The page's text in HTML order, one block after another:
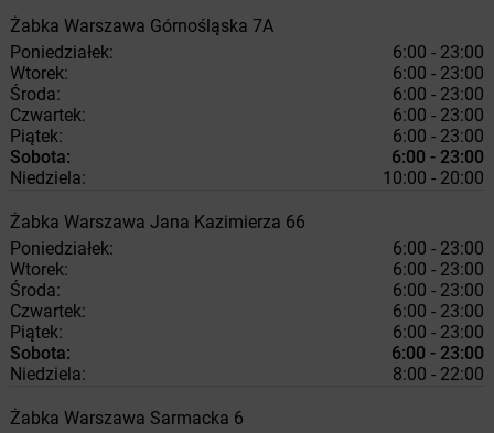
Żabka Warszawa Górnośląska 7A
Poniedziałek:
6:00 - 23:00
Wtorek:
6:00 - 23:00
Środa:
6:00 - 23:00
Czwartek:
6:00 - 23:00
Piątek:
6:00 - 23:00
Sobota:
6:00 - 23:00
Niedziela:
10:00 - 20:00
Żabka Warszawa Jana Kazimierza 66
Poniedziałek:
6:00 - 23:00
Wtorek:
6:00 - 23:00
Środa:
6:00 - 23:00
Czwartek:
6:00 - 23:00
Piątek:
6:00 - 23:00
Sobota:
6:00 - 23:00
Niedziela:
8:00 - 22:00
Żabka Warszawa Sarmacka 6